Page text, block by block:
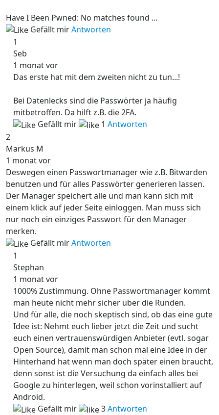
Have I Been Pwned: No matches found ...
Gefällt mirAntworten
1
Seb
1 monat vor
Das erste hat mit dem zweiten nicht zu tun...!
Bei Datenlecks sind die Passwörter ja häufig
mitbetroffen. Da hilft z.B. die 2FA.
Gefällt mir
1 Antworten
2
Markus M
1 monat vor
Deswegen einen Passwortmanager wie z.B. Bitwarden
benutzen und für alles Passwörter generieren lassen.
Der Manager speichert alle und man kann sich mit
einem klick auf jeder Seite einloggen. Man muss sich
nur noch ein einziges Passwort für den Manager
merken.
Gefällt mirAntworten
1
Stephan
1 monat vor
1000% Zustimmung. Ohne Passwortmanager kommt
man heute nicht mehr sicher über die Runden.
Und für alle, die noch skeptisch sind, ob das eine gute
Idee ist: Nehmt euch lieber jetzt die Zeit und sucht
euch einen vertrauenswürdigen Anbieter (evtl. sogar
Open Source), damit man schon mal eine Idee in der
Hinterhand hat wenn man doch später einen braucht,
denn sonst ist die Versuchung da einfach alles bei
Google zu hinterlegen, weil schon vorinstalliert auf
Android.
Gefällt mir
3Antworten